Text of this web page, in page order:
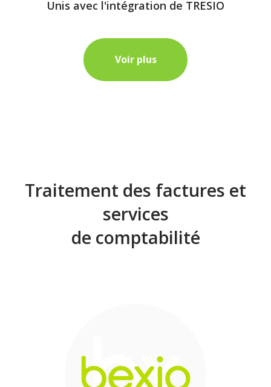
Unis avec l'intégration de TRESIO
Voir plus
Traitement des factures et
services
de comptabilité